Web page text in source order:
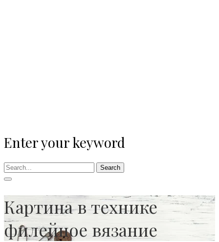
Enter your keyword
Search
Картина в технике
филейное вязание